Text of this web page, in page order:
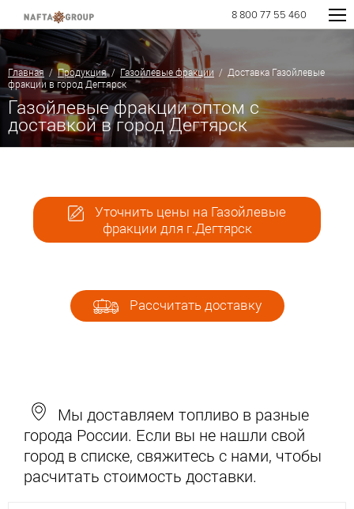
8 800 77 55 460
Главная /Продукция/ Газойлевые фракции / Доставка Газойлевые
фракции в город Дегтярск
Газойлевые фракции оптом с
доставкой в город Дегтярск
Уточнить цены на Газойлевые
фракции для г.Дегтярск
Рассчитать доставку
Мы доставляем топливо в разные
города России. Если вы не нашли свой
город в списке, свяжитесь с нами, чтобы
расчитать стоимость доставки.